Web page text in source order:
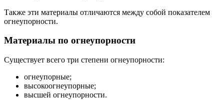
Также эти материалы отличаются между собой показателем
огнеупорности.
Материалы по огнеупорности
Существует всего три степени огнеупорности:
огнеупорные;
высокоогнеупорные;
высшей огнеупорности.